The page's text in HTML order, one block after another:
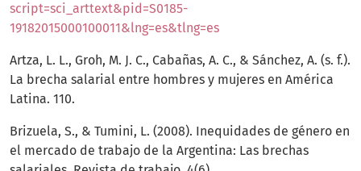
script=sci_arttext&pid=S0185-
19182015000100011&lng=es&tlng=es
Artza, L. L., Groh, M. J. C., Cabañas, A. C., & Sánchez, A. (s. f.).
La brecha salarial entre hombres y mujeres en América
Latina. 110.
Brizuela, S., & Tumini, L. (2008). Inequidades de género en
el mercado de trabajo de la Argentina: Las brechas